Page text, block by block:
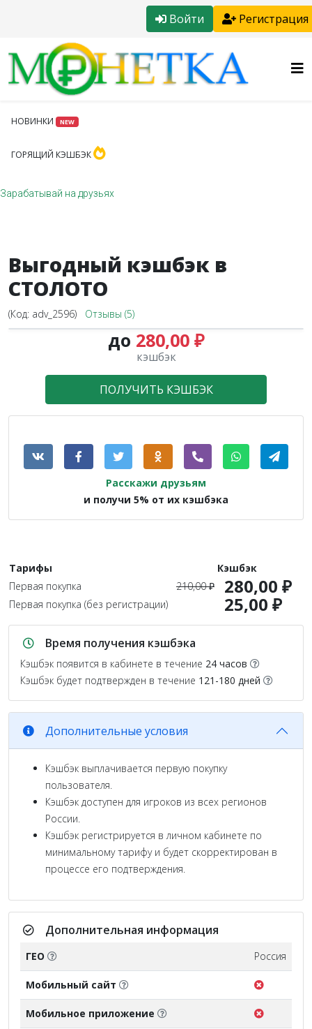
Войти Регистрация
НОВИНКИ NEW
ГОРЯЩИЙ КЭШБЭК
Зарабатывай на друзьях
Выгодный кэшбэк в
СТОЛОТО
(Код: adv_2596) Отзывы (5)
до 280,00 ₽
кэшбэк
ПОЛУЧИТЬ КЭШБЭК
Расскажи друзьям
и получи 5% от их кэшбэка
Тарифы
Кэшбэк
Первая покупка
210,00 ₽ 280,00 ₽
Первая покупка (без регистрации) 25,00 ₽
Время получения кэшбэка
Кэшбэк появится в кабинете в течение 24 часов
Кэшбэк будет подтвержден в течение 121-180 дней
Дополнительные условия
Кэшбэк выплачивается первую покупку
пользователя.
Кэшбэк доступен для игроков из всех регионов
России.
Кэшбэк регистрируется в личном кабинете по
минимальному тарифу и будет скорректирован в
процессе его подтверждения.
Дополнительная информация
ГЕО Россия
Мобильный сайт
Мобильное приложение